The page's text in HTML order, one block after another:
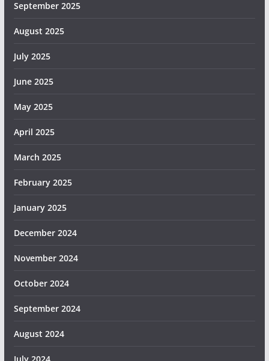
September 2025
August 2025
July 2025
June 2025
May 2025
April 2025
March 2025
February 2025
January 2025
December 2024
November 2024
October 2024
September 2024
August 2024